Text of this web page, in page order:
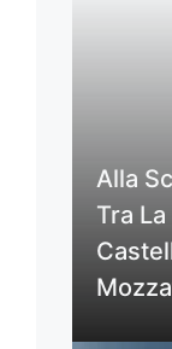
Alla
Tra La